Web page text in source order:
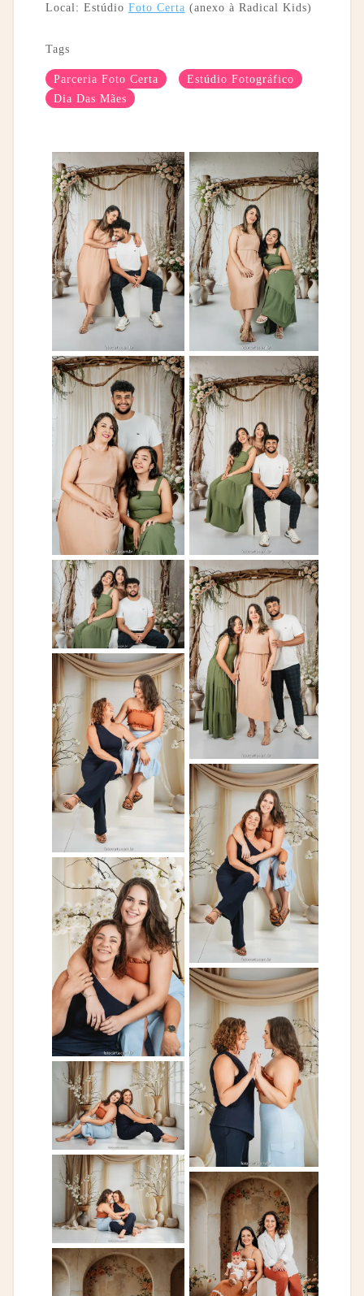
Local: Estúdio Foto Certa (anexo à Radical Kids)
Tags
Parceria Foto Certa
Estúdio Fotográfico
Dia Das Mães